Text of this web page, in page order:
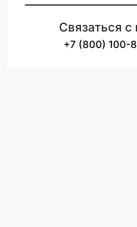
Связаться с
+7 (800) 100-